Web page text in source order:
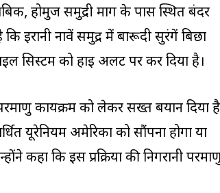
होर्मुज समुद्री मार्ग के पास स्थित बंदर
ईरानी नावें समुद्र में बारूदी सुरंगें बिछा
सिस्टम को हाई अलर्ट पर कर दिया है।
कार्यक्रम को लेकर सख्त बयान दिया
यूरेनियम अमेरिका को सौंपना होगा या
कहा कि इस प्रक्रिया की निगरानी